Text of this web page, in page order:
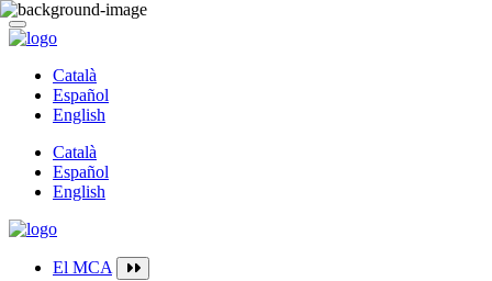
Català
Español
English
Català
Español
English
El MCA